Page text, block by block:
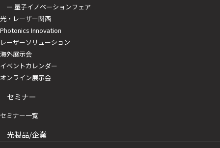
ー 量子イノベーションフェア
光・レーザー関西
Photonics Innovation
レーザーソリューション
海外展示会
イベントカレンダー
オンライン展示会
セミナー
セミナー一覧
光製品/企業